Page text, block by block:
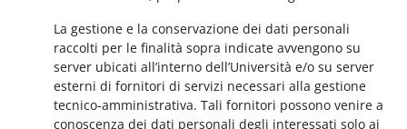
La gestione e la conservazione dei dati personali
raccolti per le finalità sopra indicate avvengono su
server ubicati all’interno dell’Università e/o su server
esterni di fornitori di servizi necessari alla gestione
tecnico-amministrativa. Tali fornitori possono venire a
conoscenza dei dati personali degli interessati solo ai